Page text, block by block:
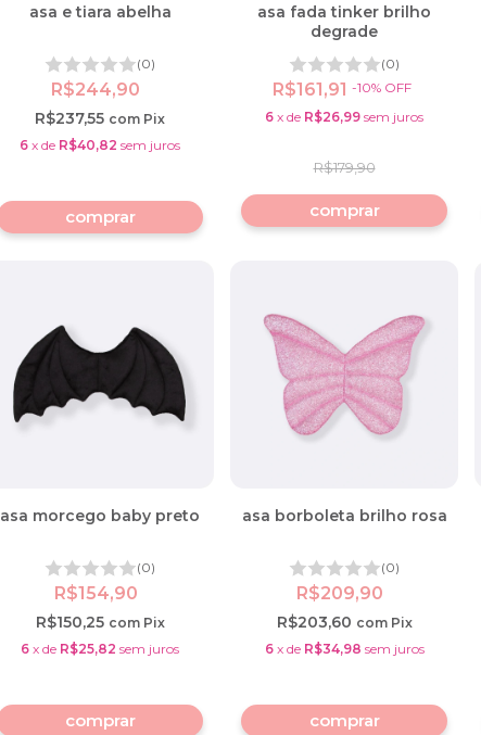
asa e tiara abelha
(0)
R$244,90
R$237,55 com Pix
6 x de R$40,82 sem juros
asa fada tinker brilho
degrade
(0)
R$161,91 -10% OFF
R$179,90
6 x de R$26,99 sem juros
asa morcego baby preto
(0)
R$154,90
R$150,25 com Pix
6 x de R$25,82 sem juros
asa borboleta brilho rosa
(0)
R$209,90
R$203,60 com Pix
6 x de R$34,98 sem juros
comprar